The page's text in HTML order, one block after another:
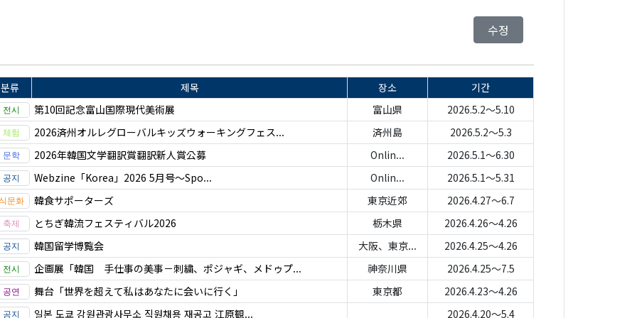
수정
분류 제목 장소
기간
第10回記念富山国際現代美術展
富山県
2026.5.2～5.10
2026済州オルレグローバルキッズウォーキングフェス...
済州島
2026.5.2～5.3
2026年韓国文学翻訳賞翻訳新人賞公募
Onlin...
2026.5.1～6.30
Webzine「Korea」2026 5月号～Spo...
Onlin...
2026.5.1～5.31
韓食サポーターズ
東京近郊
2026.4.27～6.7
とちぎ韓流フェスティバル2026
栃木県
2026.4.26～4.26
韓国留学博覧会
大阪、東京...
2026.4.25～4.26
企画展「韓国 手仕事の美事－刺繍、ポジャギ、メドゥプ...
神奈川県
2026.4.25～7.5
舞台「世界を超えて私はあなたに会いに行く」
東京都
2026.4.23～4.26
일본 도쿄 강원관광사무소 직원채용 재공고 江原観...
2026.4.20～5.4